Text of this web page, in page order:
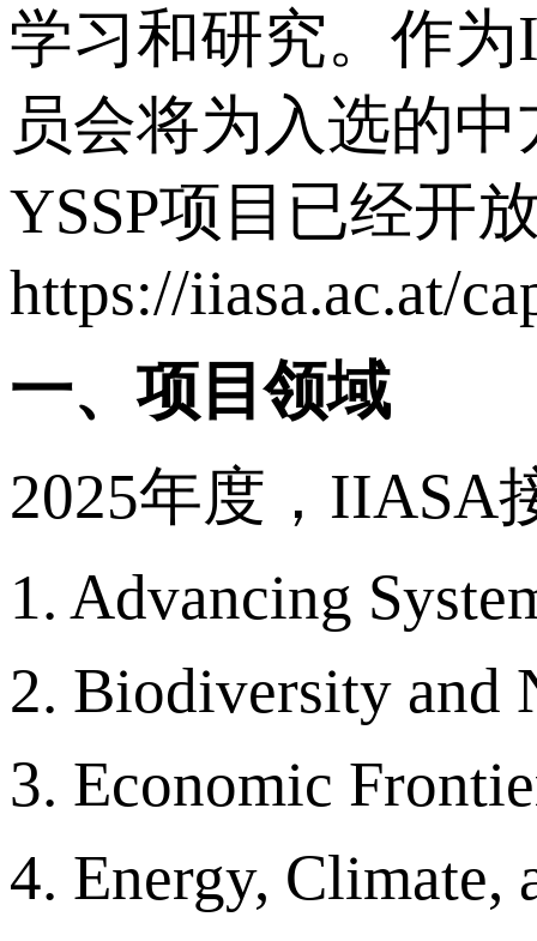
学习和研究。作
员会将为入选的
YSSP项目已经开
https://iiasa.ac.at/
一、项目领域
2025年度，IIASA
1. Advancing
2. Biodiversity and
3. Economic
4. Energy, Climate,